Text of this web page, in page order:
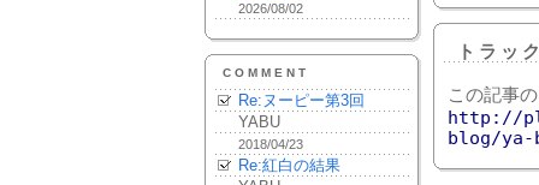
2026/08/02
COMMENT
Re:ヌーピー第3回
YABU
2018/04/23
Re:紅白の結果
トラッ
この記事
http://
blog/ya-